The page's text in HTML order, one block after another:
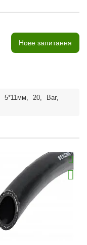
Нове запитання
5*11мм, 20, Bar,